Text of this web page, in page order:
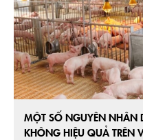
MỘT SỐ NGUYÊN NHÂN
KHÔNG HIỆU QUẢ TRÊN